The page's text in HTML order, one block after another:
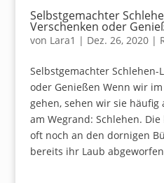
Selbstgemachter
Verschenken oder
von Lara1 | Dez. 26, 2020|
Selbstgemachter Schlehen-
oder Genießen Wenn wir
gehen, sehen wir sie häufig
am Wegrand: Schlehen.
oft noch an den dornigen
bereits ihr Laub